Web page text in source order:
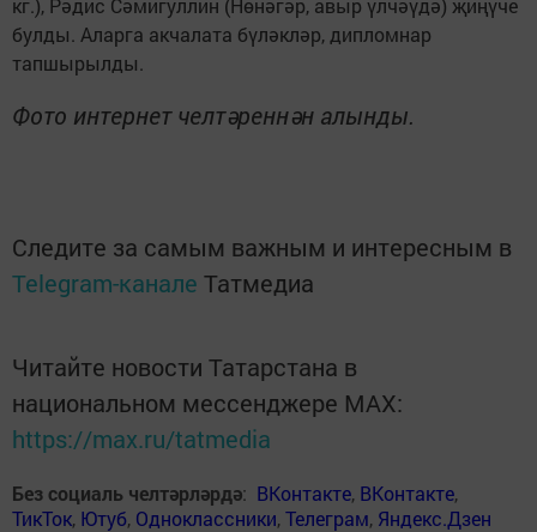
кг.), Рәдис Сәмигуллин (Нөнәгәр, авыр үлчәүдә) җиңүче
булды. Аларга акчалата бүләкләр, дипломнар
тапшырылды.
Фото интернет челтәреннән алынды.
Следите за самым важным и интересным в
Telegram-канале Татмедиа
Читайте новости Татарстана в
национальном мессенджере MАХ:
https://max.ru/tatmedia
Без социаль челтәрләрдә: ВКонтакте, ВКонтакте,
ТикТок, Ютуб, Одноклассники,Телеграм, Яндекс.Дзен